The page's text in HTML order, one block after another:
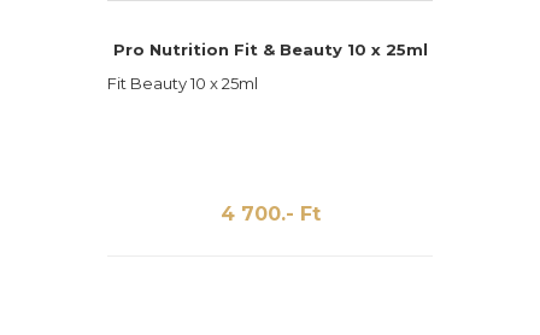
Pro Nutrition Fit & Beauty 10 x 25ml
Fit Beauty 10 x 25ml
4 700.- Ft